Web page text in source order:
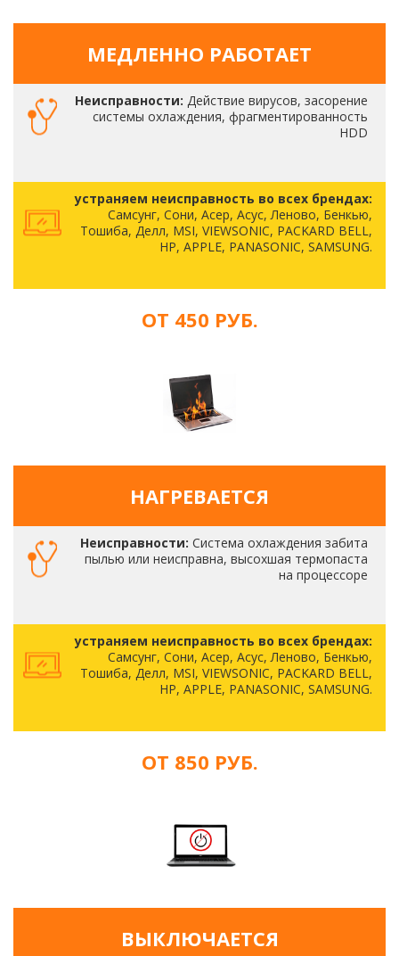
МЕДЛЕННО РАБОТАЕТ
Неисправности: Действие вирусов, засорение
системы охлаждения, фрагментированность
HDD
устраняем неисправность во всех брендах:
Самсунг, Сони, Асер, Асус, Леново, Бенкью,
Тошиба, Делл, MSI, VIEWSONIC, PACKARD BELL,
HP, APPLE, PANASONIC, SAMSUNG.
ОТ 450 РУБ.
НАГРЕВАЕТСЯ
Неисправности: Система охлаждения забита
пылью или неисправна, высохшая термопаста
на процессоре
устраняем неисправность во всех брендах:
Самсунг, Сони, Асер, Асус, Леново, Бенкью,
Тошиба, Делл, MSI, VIEWSONIC, PACKARD BELL,
HP, APPLE, PANASONIC, SAMSUNG.
ОТ 850 РУБ.
ВЫКЛЮЧАЕТСЯ